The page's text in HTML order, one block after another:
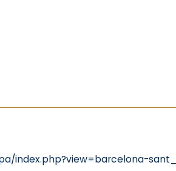
index.php?view=barcelona-